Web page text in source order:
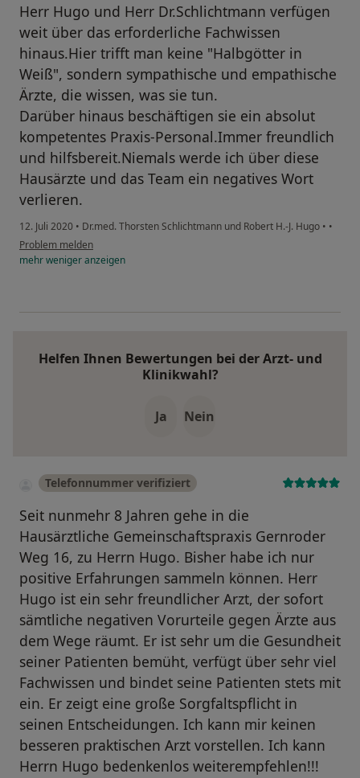
Herr Hugo und Herr Dr.Schlichtmann verfügen
weit über das erforderliche Fachwissen
hinaus.Hier trifft man keine "Halbgötter in
Weiß", sondern sympathische und empathische
Ärzte, die wissen, was sie tun.
Darüber hinaus beschäftigen sie ein absolut
kompetentes Praxis-Personal.Immer freundlich
und hilfsbereit.Niemals werde ich über diese
Hausärzte und das Team ein negatives Wort
verlieren.
12. Juli 2020 • Dr.med. Thorsten Schlichtmann und Robert H.-J. Hugo • •
Problem melden
mehrwenigeranzeigen
Helfen Ihnen Bewertungen bei der Arzt- und
Klinikwahl?
Ja Nein
Telefonnummer verifiziert
Seit nunmehr 8 Jahren gehe in die
Hausärztliche Gemeinschaftspraxis Gernroder
Weg 16, zu Herrn Hugo. Bisher habe ich nur
positive Erfahrungen sammeln können. Herr
Hugo ist ein sehr freundlicher Arzt, der sofort
sämtliche negativen Vorurteile gegen Ärzte aus
dem Wege räumt. Er ist sehr um die Gesundheit
seiner Patienten bemüht, verfügt über sehr viel
Fachwissen und bindet seine Patienten stets mit
ein. Er zeigt eine große Sorgfaltspflicht in
seinen Entscheidungen. Ich kann mir keinen
besseren praktischen Arzt vorstellen. Ich kann
Herrn Hugo bedenkenlos weiterempfehlen!!!